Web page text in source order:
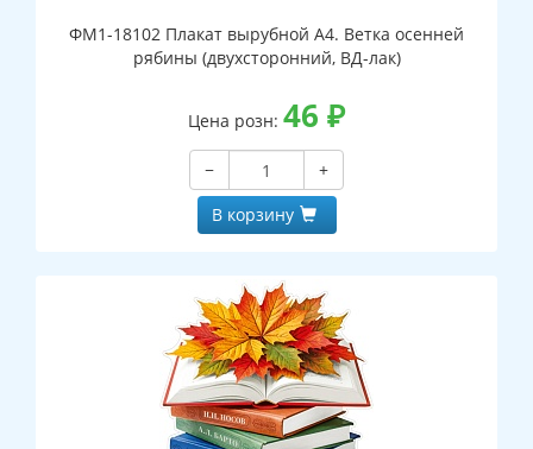
ФМ1-18102 Плакат вырубной А4. Ветка осенней
рябины (двухсторонний, ВД-лак)
Цена розн: 46 ₽
−
+
В корзину